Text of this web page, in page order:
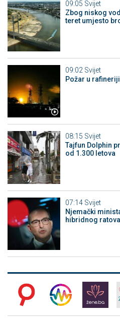
09:05 Svijet
Zbog niskog
teret umjesto
09:02 Svijet
Požar u
08:15 Svijet
Tajfun Dolphin
od 1.300 letova
07:14 Svijet
Njemački
hibridnog